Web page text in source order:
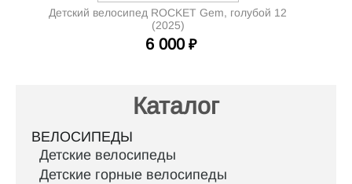
Детский велосипед ROCKET Gem, голубой 12
(2025)
6 000 ₽
Каталог
ВЕЛОСИПЕДЫ
Детские велосипеды
Детские горные велосипеды